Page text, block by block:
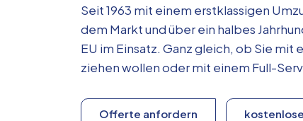
Seit 1963 mit einem erstklassigen
dem Markt und über ein halbes
EU im Einsatz. Ganz gleich, ob Sie
ziehen wollen oder mit einem Full-
Offerte anfordern